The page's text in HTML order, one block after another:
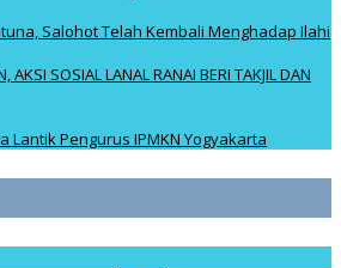
Salohot Telah Kembali Menghadap Ilahi
AKSI SOSIAL LANAL RANAI BERI TAKJIL DAN
Lantik Pengurus IPMKN Yogyakarta